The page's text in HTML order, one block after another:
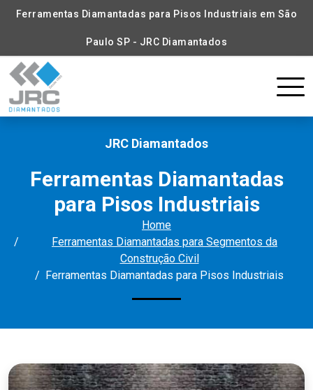
Ferramentas Diamantadas para Pisos Industriais em São
Paulo SP - JRC Diamantados
JRC Diamantados
Ferramentas Diamantadas
para Pisos Industriais
Home
Ferramentas Diamantadas para Segmentos da
Construção Civil
Ferramentas Diamantadas para Pisos Industriais